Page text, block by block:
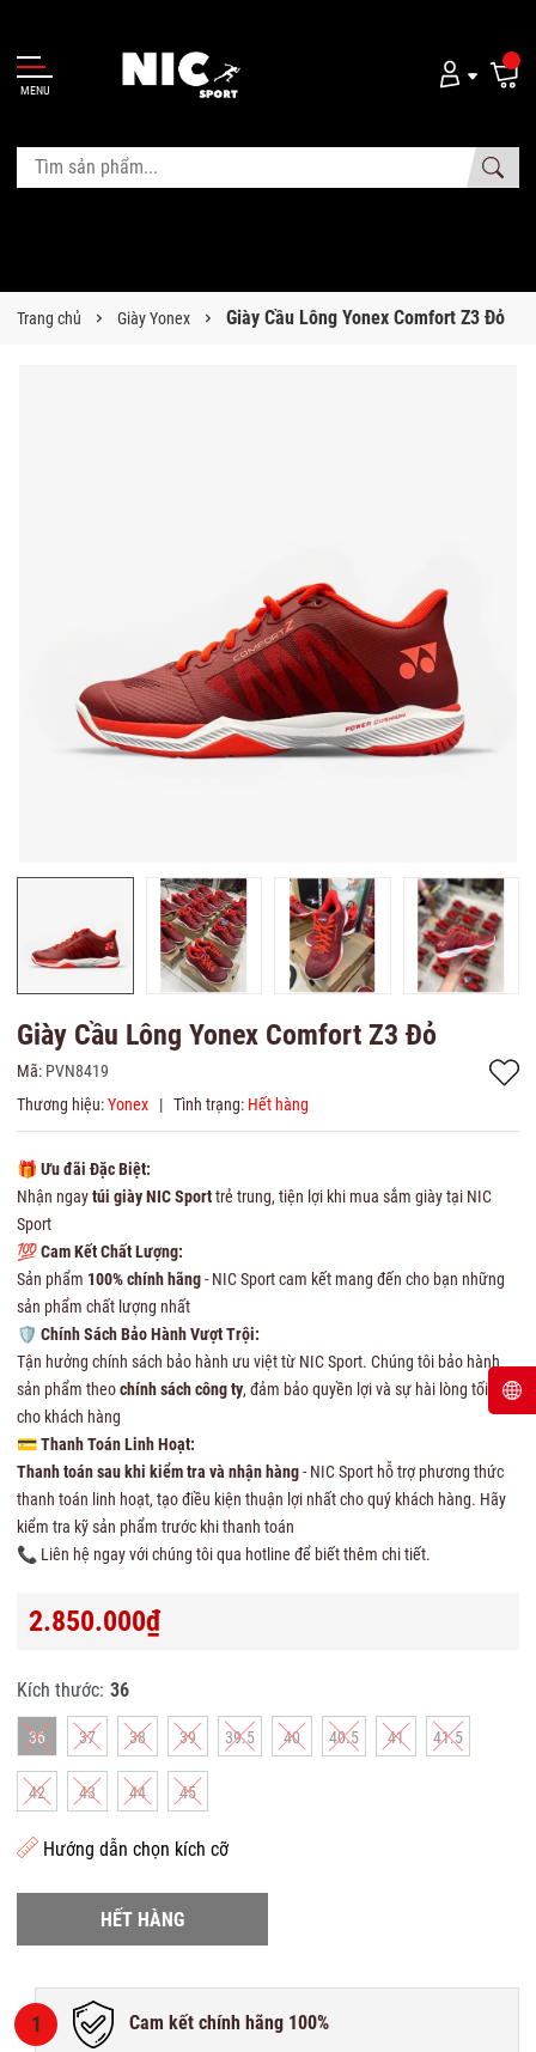
MENU
Trang chủ Giày Yonex Giày Cầu Lông Yonex Comfort Z3 Đỏ
Giày Cầu Lông Yonex Comfort Z3 Đỏ
Mã: PVN8419
Thương hiệu:Yonex | Tình trạng: Hết hàng
🎁 Ưu đãi Đặc Biệt:
Nhận ngaytúi giày NIC Sporttrẻ trung, tiện lợi khi mua sắm giày tại NIC
Sport
💯Cam Kết Chất Lượng:
Sản phẩm 100% chính hãng- NIC Sport cam kết mang đến cho bạn những
sản phẩm chất lượng nhất
🛡 Chính Sách Bảo Hành Vượt Trội:
Tận hưởng chính sách bảo hành ưu việt từ NIC Sport. Chúng tôi bảo hành
sản phẩm theochính sách công ty, đảm bảo quyền lợi và sự hài lòng tối đa
cho khách hàng
💳Thanh Toán Linh Hoạt:
Thanh toán sau khi kiểm tra và nhận hàng- NIC Sport hỗ trợ phương thức
thanh toán linh hoạt, tạo điều kiện thuận lợi nhất cho quý khách hàng. Hãy
kiểm tra kỹ sản phẩm trước khi thanh toán
📞 Liên hệ ngay với chúng tôi qua hotline để biết thêm chi tiết.
2.850.000₫
Kích thước: 36
36 37 38 39 39.5 40 40.5 41 41.5
42 43 44 45
Hướng dẫn chọn kích cỡ
HẾT HÀNG
1 Cam kết chính hãng 100%